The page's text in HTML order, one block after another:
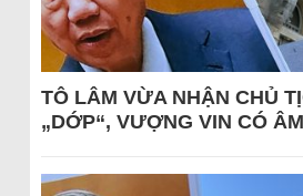
TÔ LÂM VỪA NHẬN CHỦ
„DỚP“, VƯỢNG VIN CÓ